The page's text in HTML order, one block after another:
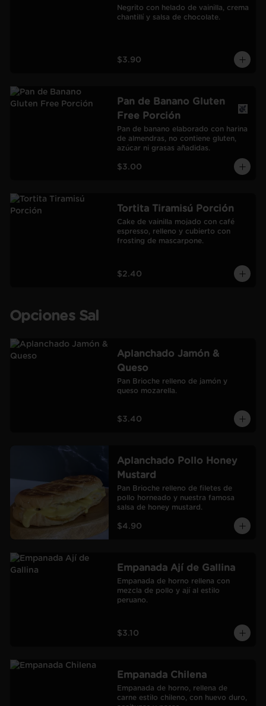
Negrito con helado de vainilla, crema
chantillí y salsa de chocolate.
$3.90
Pan de Banano Gluten
Free Porción
Pan de banano elaborado con harina
de almendras, no contiene gluten,
azúcar ni grasas añadidas.
$3.00
Tortita Tiramisú Porción
Cake de vainilla mojado con café
espresso, relleno y cubierto con
frosting de mascarpone.
$2.40
Opciones Sal
Aplanchado Jamón &
Queso
Pan Brioche relleno de jamón y
queso mozarella.
$3.40
Aplanchado Pollo Honey
Mustard
Pan Brioche relleno de filetes de
pollo horneado y nuestra famosa
salsa de honey mustard.
$4.90
Empanada Ají de Gallina
Empanada de horno rellena con
mezcla de pollo y ají al estilo
peruano.
$3.10
Empanada Chilena
Empanada de horno, rellena de
carne estilo chileno, con huevo duro,